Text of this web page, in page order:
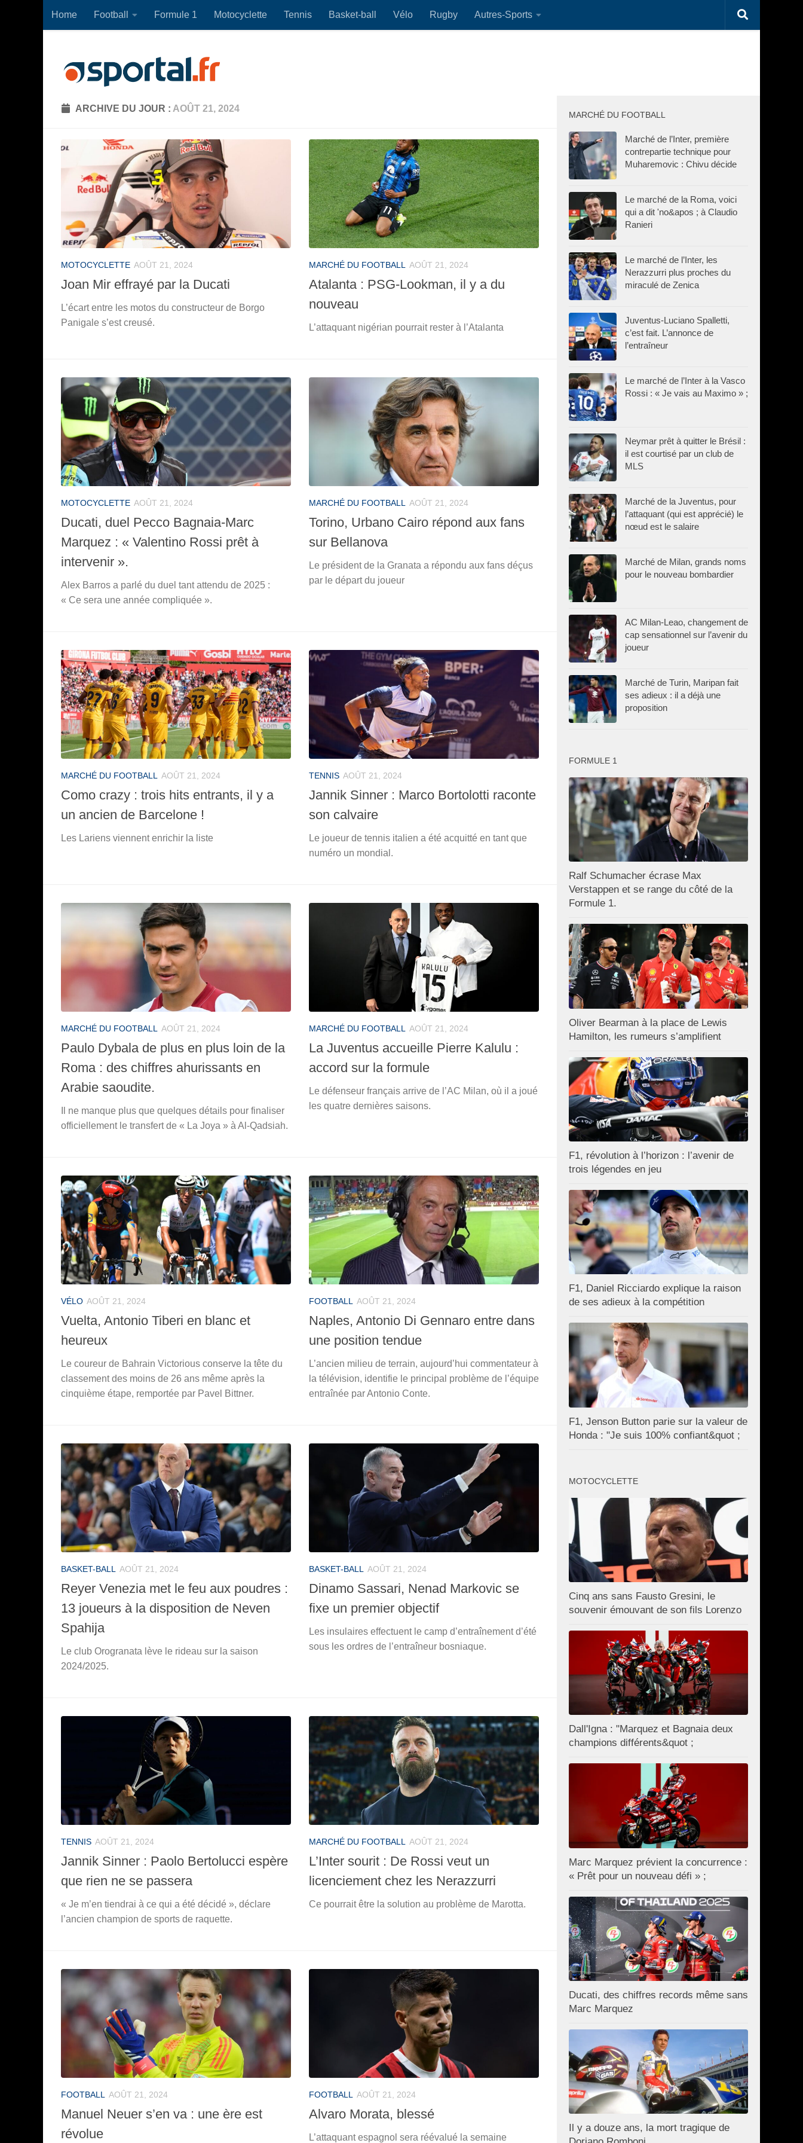
Skip to content
Home Football Formule 1 Motocyclette Tennis Basket-ball Vélo Rugby Autres-Sports
ARCHIVE DU JOUR : AOÛT 21, 2024
MOTOCYCLETTE AOÛT 21, 2024
Joan Mir effrayé par la Ducati
L’écart entre les motos du constructeur de Borgo
Panigale s’est creusé.
MARCHÉ DU FOOTBALL AOÛT 21, 2024
Atalanta : PSG-Lookman, il y a du
nouveau
L’attaquant nigérian pourrait rester à l’Atalanta
MOTOCYCLETTE AOÛT 21, 2024
Ducati, duel Pecco Bagnaia-Marc
Marquez : « Valentino Rossi prêt à
intervenir ».
Alex Barros a parlé du duel tant attendu de 2025 :
« Ce sera une année compliquée ».
MARCHÉ DU FOOTBALL AOÛT 21, 2024
Torino, Urbano Cairo répond aux fans
sur Bellanova
Le président de la Granata a répondu aux fans déçus
par le départ du joueur
MARCHÉ DU FOOTBALL AOÛT 21, 2024
Como crazy : trois hits entrants, il y a
un ancien de Barcelone !
Les Lariens viennent enrichir la liste
TENNIS AOÛT 21, 2024
Jannik Sinner : Marco Bortolotti raconte
son calvaire
Le joueur de tennis italien a été acquitté en tant que
numéro un mondial.
MARCHÉ DU FOOTBALL AOÛT 21, 2024
Paulo Dybala de plus en plus loin de la
Roma : des chiffres ahurissants en
Arabie saoudite.
Il ne manque plus que quelques détails pour finaliser
officiellement le transfert de « La Joya » à Al-Qadsiah.
MARCHÉ DU FOOTBALL AOÛT 21, 2024
La Juventus accueille Pierre Kalulu :
accord sur la formule
Le défenseur français arrive de l’AC Milan, où il a joué
les quatre dernières saisons.
VÉLO AOÛT 21, 2024
Vuelta, Antonio Tiberi en blanc et
heureux
Le coureur de Bahrain Victorious conserve la tête du
classement des moins de 26 ans même après la
cinquième étape, remportée par Pavel Bittner.
FOOTBALL AOÛT 21, 2024
Naples, Antonio Di Gennaro entre dans
une position tendue
L’ancien milieu de terrain, aujourd’hui commentateur à
la télévision, identifie le principal problème de l’équipe
entraînée par Antonio Conte.
BASKET-BALL AOÛT 21, 2024
Reyer Venezia met le feu aux poudres :
13 joueurs à la disposition de Neven
Spahija
Le club Orogranata lève le rideau sur la saison
2024/2025.
BASKET-BALL AOÛT 21, 2024
Dinamo Sassari, Nenad Markovic se
fixe un premier objectif
Les insulaires effectuent le camp d’entraînement d’été
sous les ordres de l’entraîneur bosniaque.
TENNIS AOÛT 21, 2024
Jannik Sinner : Paolo Bertolucci espère
que rien ne se passera
« Je m’en tiendrai à ce qui a été décidé », déclare
l’ancien champion de sports de raquette.
MARCHÉ DU FOOTBALL AOÛT 21, 2024
L’Inter sourit : De Rossi veut un
licenciement chez les Nerazzurri
Ce pourrait être la solution au problème de Marotta.
FOOTBALL AOÛT 21, 2024
Manuel Neuer s’en va : une ère est
révolue
FOOTBALL AOÛT 21, 2024
Alvaro Morata, blessé
L’attaquant espagnol sera réévalué la semaine
MARCHÉ DU FOOTBALL
Marché de l’Inter, première
contrepartie technique pour
Muharemovic : Chivu décide
Le marché de la Roma, voici
qui a dit 'no&apos ; à Claudio
Ranieri
Le marché de l’Inter, les
Nerazzurri plus proches du
miraculé de Zenica
Juventus-Luciano Spalletti,
c’est fait. L’annonce de
l’entraîneur
Le marché de l’Inter à la Vasco
Rossi : « Je vais au Maximo » ;
Neymar prêt à quitter le Brésil :
il est courtisé par un club de
MLS
Marché de la Juventus, pour
l’attaquant (qui est apprécié) le
nœud est le salaire
Marché de Milan, grands noms
pour le nouveau bombardier
AC Milan-Leao, changement de
cap sensationnel sur l’avenir du
joueur
Marché de Turin, Maripan fait
ses adieux : il a déjà une
proposition
FORMULE 1
Ralf Schumacher écrase Max
Verstappen et se range du côté de la
Formule 1.
Oliver Bearman à la place de Lewis
Hamilton, les rumeurs s’amplifient
F1, révolution à l’horizon : l’avenir de
trois légendes en jeu
F1, Daniel Ricciardo explique la raison
de ses adieux à la compétition
F1, Jenson Button parie sur la valeur de
Honda : "Je suis 100% confiant&quot ;
MOTOCYCLETTE
Cinq ans sans Fausto Gresini, le
souvenir émouvant de son fils Lorenzo
Dall'Igna : "Marquez et Bagnaia deux
champions différents&quot ;
Marc Marquez prévient la concurrence :
« Prêt pour un nouveau défi » ;
Ducati, des chiffres records même sans
Marc Marquez
Il y a douze ans, la mort tragique de